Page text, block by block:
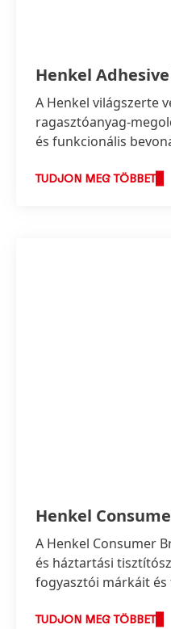
Henkel
A Henkel világszerte
ragasztóanyag-
és funkcionális
TUDJON MEG TÖBBET
Henkel
A Henkel Consumer
és háztartási
fogyasztói márkáit
TUDJON MEG TÖBBET